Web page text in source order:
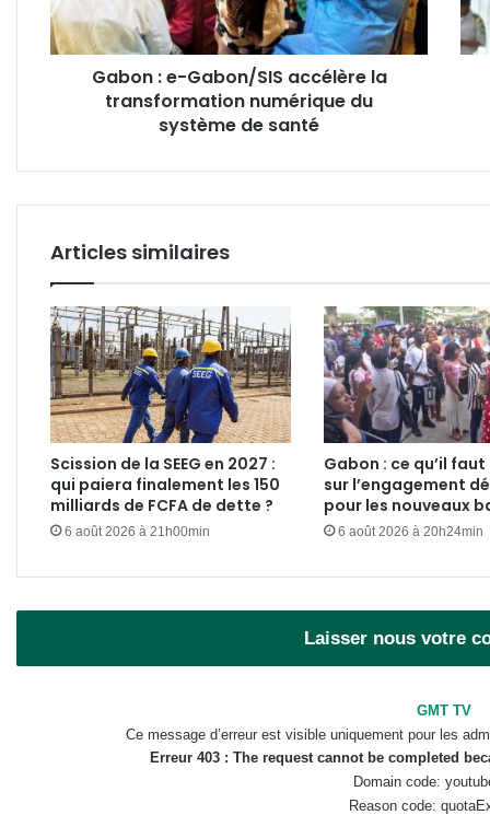
transformation
numérique
du
systèmeGabon : e-Gabon/SIS accélère la
transformation numérique du
système de santé
qui
le
Articles similaires
Scission de la SEEG en 2027 :
qui paiera finalement les 150
milliards de FCFA de dette ?
6 août 2026 à 21h00min
Gabon : ce qu’il
sur l’engagement
pour les nouveaux
6 août 2026 à 20h24min
Laisser nous votre
GMT TV
Ce message d’erreur est visible uniquement pour les
Erreur 403 : The request cannot be completed
Domain code:
Reason code: